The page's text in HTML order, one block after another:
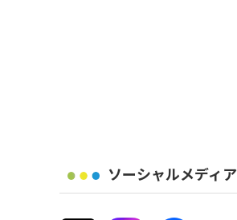
ソーシャルメディア